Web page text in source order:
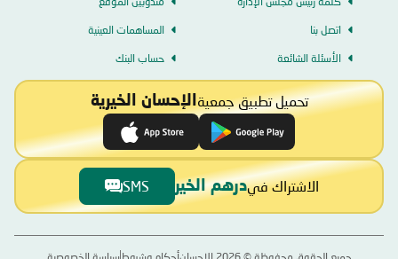
اتصل بنا
الأسئلة الشائعة
المساهمات العينية
حساب البنك
تحميل تطبيق جمعية الإحسان الخيرية
الاشتراك فيدرهم الخير SMS